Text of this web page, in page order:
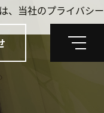
メ
、当社のプライバシー